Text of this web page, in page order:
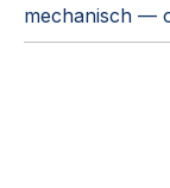
mechanisch —